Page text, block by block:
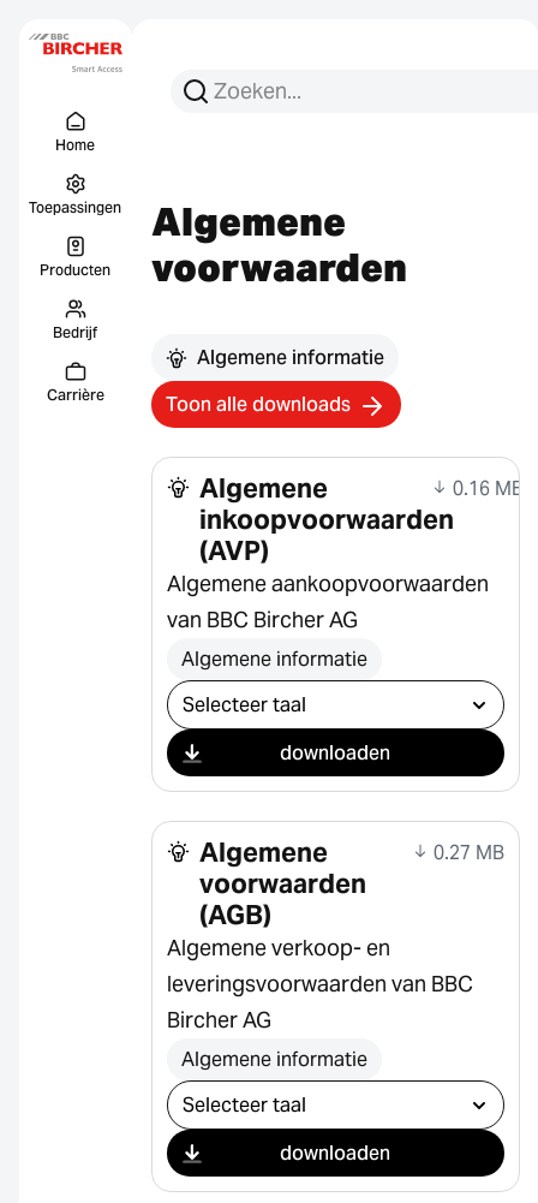
Home
Toepassingen
Producten
Bedrijf
Carrière
Zoeken:
Zoek op
Algemene
voorwaarden
Algemene informatie
Toon alle downloads
Algemene
inkoopvoorwaarden
(AVP)
0.16 MB
Algemene aankoopvoorwaarden
van BBC Bircher AG
Algemene informatie
Selecteer download
downloaden
Algemene
voorwaarden
(AGB)
0.27 MB
Algemene verkoop- en
leveringsvoorwaarden van BBC
Bircher AG
Algemene informatie
Selecteer download
downloaden